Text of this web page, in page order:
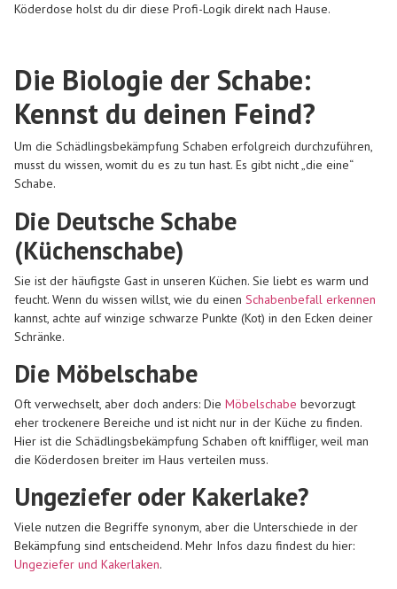
Köderdose holst du dir diese Profi-Logik direkt nach Hause.
Die Biologie der Schabe:
Kennst du deinen Feind?
Um die Schädlingsbekämpfung Schaben erfolgreich durchzuführen,
musst du wissen, womit du es zu tun hast. Es gibt nicht „die eine“
Schabe.
Die Deutsche Schabe
(Küchenschabe)
Sie ist der häufigste Gast in unseren Küchen. Sie liebt es warm und
feucht. Wenn du wissen willst, wie du einen Schabenbefall erkennen
kannst, achte auf winzige schwarze Punkte (Kot) in den Ecken deiner
Schränke.
Die Möbelschabe
Oft verwechselt, aber doch anders: Die Möbelschabe bevorzugt
eher trockenere Bereiche und ist nicht nur in der Küche zu finden.
Hier ist die Schädlingsbekämpfung Schaben oft kniffliger, weil man
die Köderdosen breiter im Haus verteilen muss.
Ungeziefer oder Kakerlake?
Viele nutzen die Begriffe synonym, aber die Unterschiede in der
Bekämpfung sind entscheidend. Mehr Infos dazu findest du hier:
Ungeziefer und Kakerlaken.